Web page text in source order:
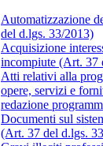
Automatizzazione
del d.lgs. 33/2013)
Acquisizione
incompiute (Art. 37
Atti relativi alla
opere, servizi e
redazione
Documenti sul
(Art. 37 del d.lgs.